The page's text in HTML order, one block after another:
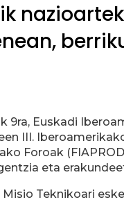
9ra, Euskadi
III.
Foroak
eta
Teknikoari